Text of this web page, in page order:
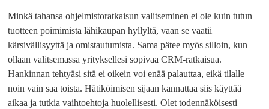
Minkä tahansa ohjelmistoratkaisun valitseminen ei ole kuin tutun
tuotteen poimimista lähikaupan hyllyltä, vaan se vaatii
kärsivällisyyttä ja omistautumista. Sama pätee myös silloin, kun
ollaan valitsemassa yrityksellesi sopivaa CRM-ratkaisua.
Hankinnan tehtyäsi sitä ei oikein voi enää palauttaa, eikä tilalle
noin vain saa toista. Hätiköimisen sijaan kannattaa siis käyttää
aikaa ja tutkia vaihtoehtoja huolellisesti. Olet todennäköisesti